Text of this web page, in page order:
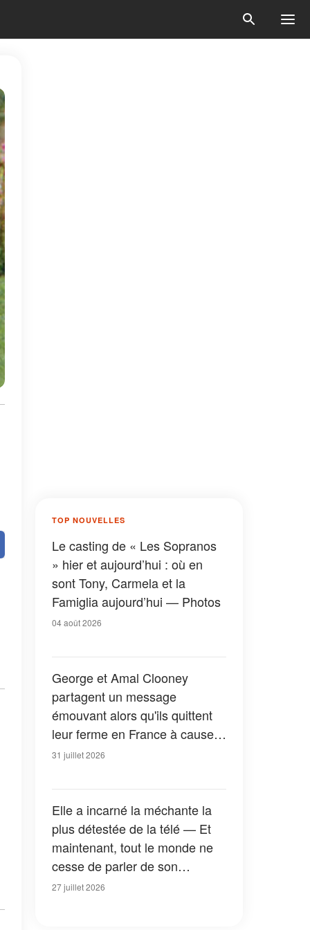
TOP NOUVELLES
Le casting de « Les Sopranos
» hier et aujourd’hui : où en
sont Tony, Carmela et la
Famiglia aujourd’hui — Photos
04 août 2026
George et Amal Clooney
partagent un message
émouvant alors qu'ils quittent
leur ferme en France à cause
des feux de forêt — Tous les
31 juillet 2026
Elle a incarné la méchante la
plus détestée de la télé — Et
maintenant, tout le monde ne
cesse de parler de son
apparition dans la nouvelle
27 juillet 2026